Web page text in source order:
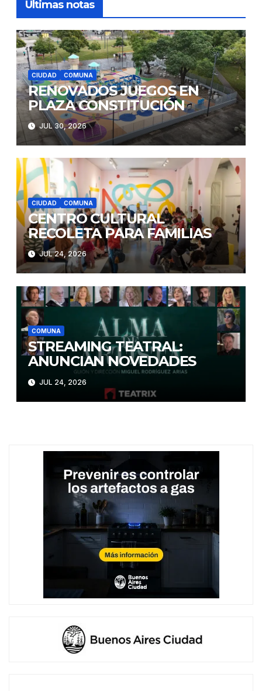
Últimas notas
CIUDAD COMUNA
RENOVADOS JUEGOS EN
PLAZA CONSTITUCIÓN
JUL 30, 2026
CIUDAD COMUNA
CENTRO CULTURAL
RECOLETA PARA FAMILIAS
JUL 24, 2026
COMUNA
STREAMING TEATRAL:
ANUNCIAN NOVEDADES
JUL 24, 2026